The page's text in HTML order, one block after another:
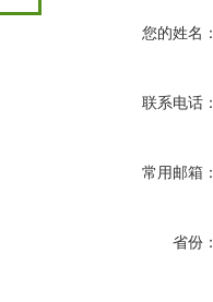
您的姓名：
联系电话：
常用邮箱：
省份：